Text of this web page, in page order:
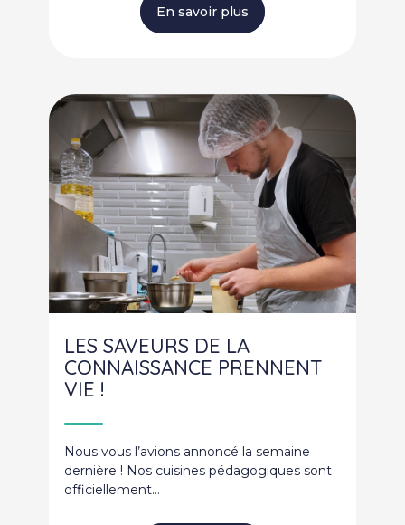
En savoir plus
LES SAVEURS DE LA
CONNAISSANCE PRENNENT
VIE !
Nous vous l’avions annoncé la semaine
dernière ! Nos cuisines pédagogiques sont
officiellement…